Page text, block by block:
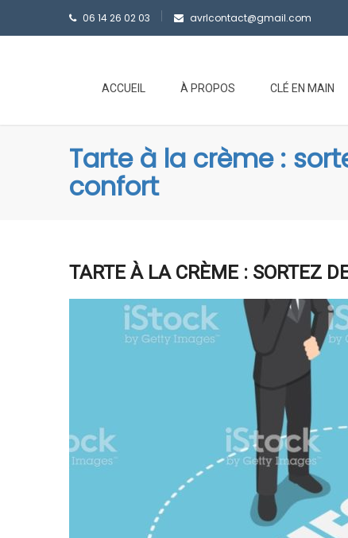
06 14 26 02 03 avrlcontact@gmail.com
ACCUEIL À PROPOS CLÉ EN MAIN
Tarte à la crème :
confort
TARTE À LA CRÈME : SORTEZ